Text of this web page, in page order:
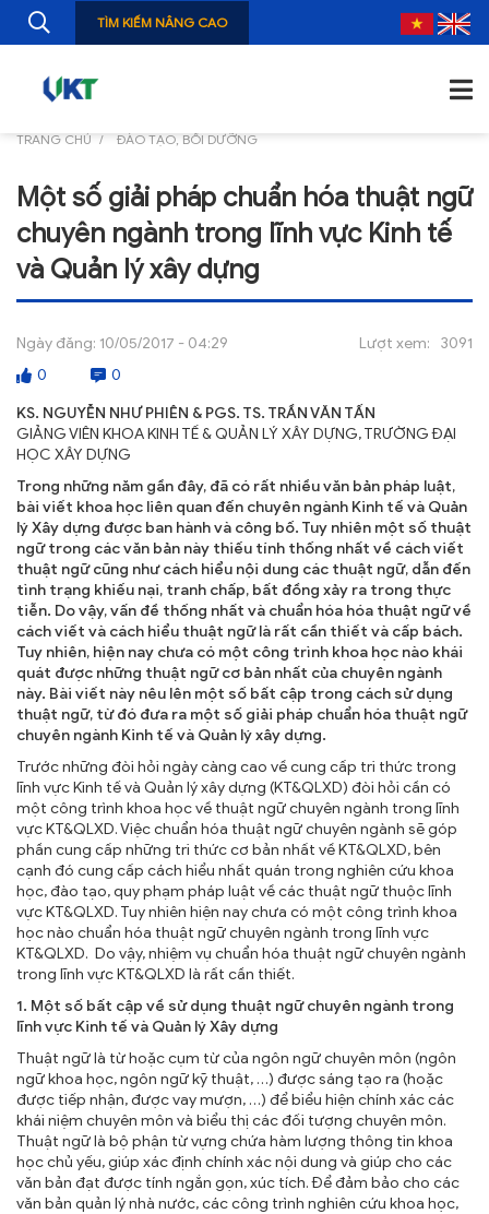
GIỚI THIỆU
TIN TỨC
NGHIÊN CỨU
ẤN PHẨM
TƯ VẤN
THÔNG TIN CÔNG BỐ
TRA CỨU VĂN BẢN
TRAO ĐỔI
TÌM KIẾM NÂNG CAO
TRANG CHỦ ĐÀO TẠO, BỔI DƯỠNG
Một số giải pháp chuẩn hóa thuật ngữ
chuyên ngành trong lĩnh vực Kinh tế
và Quản lý xây dựng
Ngày đăng: 10/05/2017 - 04:29 Lượt xem:
3091
0
0
KS. NGUYỄN NHƯ PHIÊN & PGS. TS. TRẦN VĂN TẤN
GIẢNG VIÊN KHOA KINH TẾ & QUẢN LÝ XÂY DỰNG, TRƯỜNG ĐẠI
HỌC XÂY DỰNG
Trong những năm gần đây, đã có rất nhiều văn bản pháp luật,
bài viết khoa học liên quan đến chuyên ngành Kinh tế và Quản
lý Xây dựng được ban hành và công bố. Tuy nhiên một số thuật
ngữ trong các văn bản này thiếu tính thống nhất về cách viết
thuật ngữ cũng như cách hiểu nội dung các thuật ngữ, dẫn đến
tình trạng khiếu nại, tranh chấp, bất đồng xảy ra trong thực
tiễn. Do vậy, vấn đề thống nhất và chuẩn hóa hóa thuật ngữ về
cách viết và cách hiểu thuật ngữ là rất cần thiết và cấp bách.
Tuy nhiên, hiện nay chưa có một công trình khoa học nào khái
quát được những thuật ngữ cơ bản nhất của chuyên ngành
này. Bài viết này nêu lên một số bất cập trong cách sử dụng
thuật ngữ, từ đó đưa ra một số giải pháp chuẩn hóa thuật ngữ
chuyên ngành Kinh tế và Quản lý xây dựng.
Trước những đòi hỏi ngày càng cao về cung cấp tri thức trong
lĩnh vực Kinh tế và Quản lý xây dựng (KT&QLXD) đòi hỏi cần có
một công trình khoa học về thuật ngữ chuyên ngành trong lĩnh
vực KT&QLXD. Việc chuẩn hóa thuật ngữ chuyên ngành sẽ góp
phần cung cấp những tri thức cơ bản nhất về KT&QLXD, bên
cạnh đó cung cấp cách hiểu nhất quán trong nghiên cứu khoa
học, đào tạo, quy phạm pháp luật về các thuật ngữ thuộc lĩnh
vực KT&QLXD. Tuy nhiên hiện nay chưa có một công trình khoa
học nào chuẩn hóa thuật ngữ chuyên ngành trong lĩnh vực
KT&QLXD. Do vậy, nhiệm vụ chuẩn hóa thuật ngữ chuyên ngành
trong lĩnh vực KT&QLXD là rất cần thiết.
1. Một số bất cập về sử dụng thuật ngữ chuyên ngành trong
lĩnh vực Kinh tế và Quản lý Xây dựng
Thuật ngữ là từ hoặc cụm từ của ngôn ngữ chuyên môn (ngôn
ngữ khoa học, ngôn ngữ kỹ thuật, …) được sáng tạo ra (hoặc
được tiếp nhận, được vay mượn, …) để biểu hiện chính xác các
khái niệm chuyên môn và biểu thị các đối tượng chuyên môn.
Thuật ngữ là bộ phận từ vựng chứa hàm lượng thông tin khoa
học chủ yếu, giúp xác định chính xác nội dung và giúp cho các
văn bản đạt được tính ngắn gọn, xúc tích. Để đảm bảo cho các
văn bản quản lý nhà nước, các công trình nghiên cứu khoa học,